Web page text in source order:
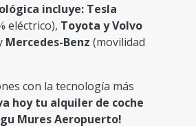
incluye: Tesla
eléctrico), Toyota y Volvo
Mercedes-Benz (movilidad
con la tecnología más
hoy tu alquiler de coche
Mures Aeropuerto!